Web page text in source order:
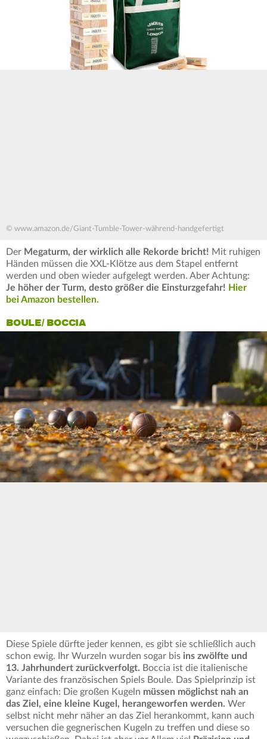
© www.amazon.de/Giant-Tumble-Tower-während-handgefertigt
Der Megaturm, der wirklich alle Rekorde bricht! Mit ruhigen
Händen müssen die XXL-Klötze aus dem Stapel entfernt
werden und oben wieder aufgelegt werden. Aber Achtung:
Je höher der Turm, desto größer die Einsturzgefahr! Hier
bei Amazon bestellen.
BOULE/ BOCCIA
Diese Spiele dürfte jeder kennen, es gibt sie schließlich auch
schon ewig. Ihr Wurzeln wurden sogar bis ins zwölfte und
13. Jahrhundert zurückverfolgt. Boccia ist die italienische
Variante des französischen Spiels Boule. Das Spielprinzip ist
ganz einfach: Die großen Kugeln müssen möglichst nah an
das Ziel, eine kleine Kugel, herangeworfen werden. Wer
selbst nicht mehr näher an das Ziel herankommt, kann auch
versuchen die gegnerischen Kugeln zu treffen und diese so